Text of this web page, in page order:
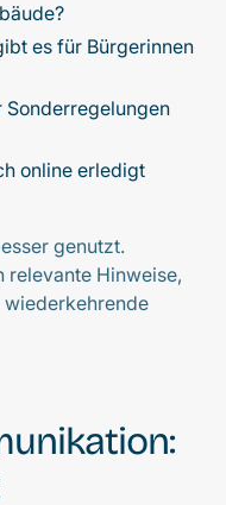
es für Bürgerinnen
Sonderregelungen
online erledigt
genutzt.
relevante Hinweise,